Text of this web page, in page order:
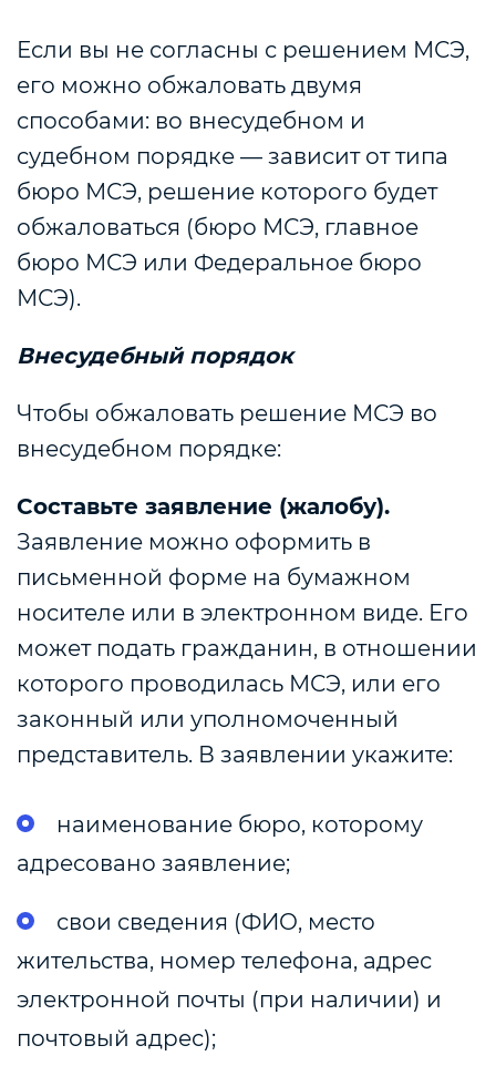
Если вы не согласны с решением МСЭ,
его можно обжаловать двумя
способами: во внесудебном и
судебном порядке — зависит от типа
бюро МСЭ, решение которого будет
обжаловаться (бюро МСЭ, главное
бюро МСЭ или Федеральное бюро
МСЭ).
Внесудебный порядок
Чтобы обжаловать решение МСЭ во
внесудебном порядке:
Составьте заявление (жалобу).
Заявление можно оформить в
письменной форме на бумажном
носителе или в электронном виде. Его
может подать гражданин, в отношении
которого проводилась МСЭ, или его
законный или уполномоченный
представитель. В заявлении укажите:
наименование бюро, которому
адресовано заявление;
свои сведения (ФИО, место
жительства, номер телефона, адрес
электронной почты (при наличии) и
почтовый адрес);